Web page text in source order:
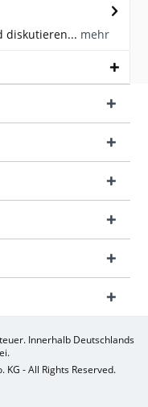
diskutieren... mehr
Innerhalb Deutschlands
- All Rights Reserved.